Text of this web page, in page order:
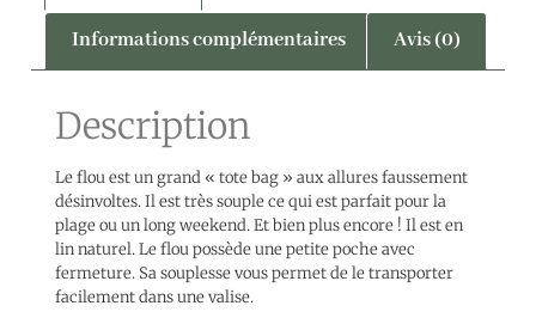
Informations complémentaires Avis (0)
Description
Le flou est un grand « tote bag » aux allures faussement
désinvoltes. Il est très souple ce qui est parfait pour la
plage ou un long weekend. Et bien plus encore ! Il est en
lin naturel. Le flou possède une petite poche avec
fermeture. Sa souplesse vous permet de le transporter
facilement dans une valise.